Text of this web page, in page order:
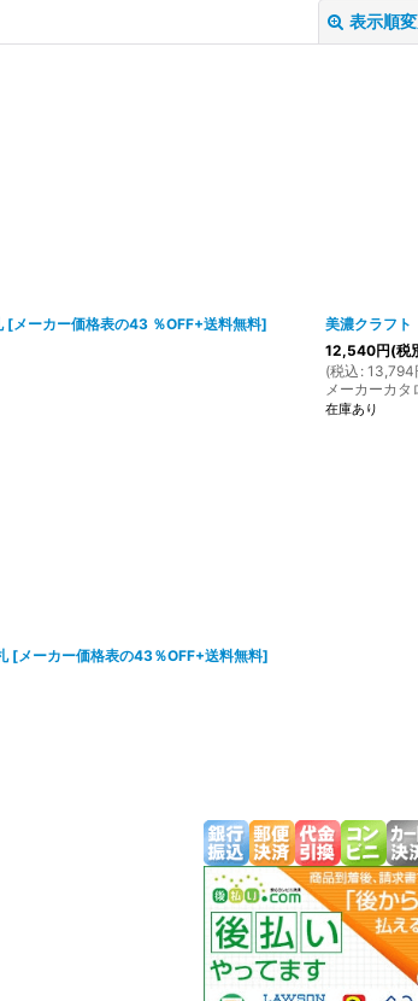
表示順
[ メーカー価格表の43 ％OFF+送料無料]
美濃クラフ
12,540円(税
(税込 : 13,794
メーカーカタ
在庫あり
[ メーカー価格表の43％OFF+送料無料]